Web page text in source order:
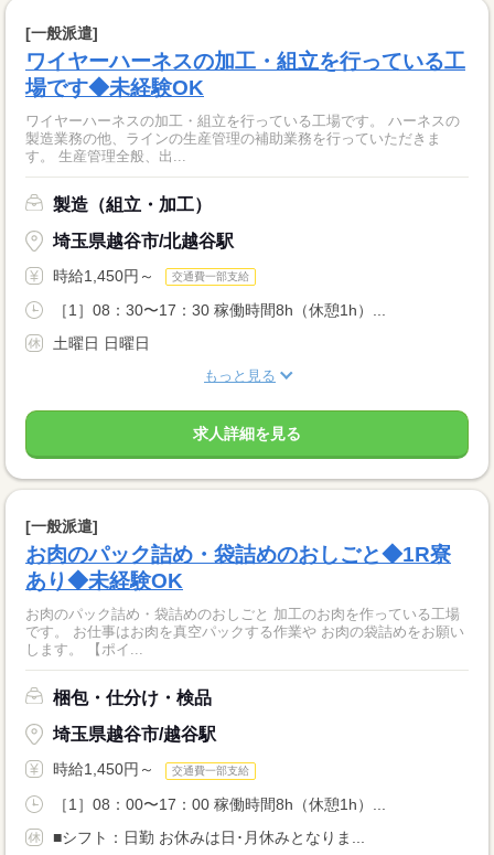
[一般派遣]
ワイヤーハーネスの加工・組立を行っている工
場です◆未経験OK
ワイヤーハーネスの加工・組立を行っている工場です。 ハーネスの
製造業務の他、ラインの生産管理の補助業務を行っていただきま
す。 生産管理全般、出...
製造（組立・加工）
埼玉県越谷市/北越谷駅
時給1,450円～ 交通費一部支給
［1］08：30〜17：30 稼働時間8h（休憩1h）...
土曜日 日曜日
もっと見る
求人詳細を見る
[一般派遣]
お肉のパック詰め・袋詰めのおしごと◆1R寮
あり◆未経験OK
お肉のパック詰め・袋詰めのおしごと 加工のお肉を作っている工場
です。 お仕事はお肉を真空パックする作業や お肉の袋詰めをお願い
します。 【ポイ...
梱包・仕分け・検品
埼玉県越谷市/越谷駅
時給1,450円～ 交通費一部支給
［1］08：00〜17：00 稼働時間8h（休憩1h）...
■シフト：日勤 お休みは日･月休みとなりま...